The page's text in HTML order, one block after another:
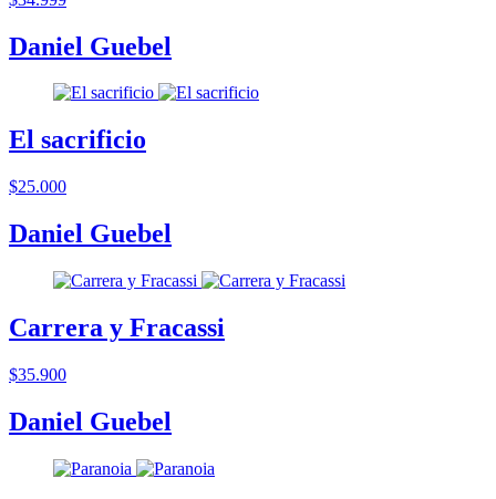
Daniel Guebel
El sacrificio
$25.000
Daniel Guebel
Carrera y Fracassi
$35.900
Daniel Guebel